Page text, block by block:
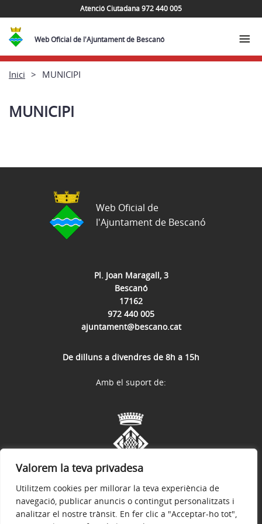
Valorem la teva privadesa
Utilitzem cookies per millorar la teva experiència de
navegació, publicar anuncis o contingut personalitzats i
analitzar el nostre trànsit. En fer clic a "Acceptar-ho tot",
Atenció Ciutadana 972 440 005
Web Oficial de l'Ajuntament de Bescanó
Inici MUNICIPI
MUNICIPI
Pl. Joan Maragall, 3
Bescanó
17162
972 440 005
ajuntament@bescano.cat
De dilluns a divendres de 8h a 15h
Web Oficial de
l'Ajuntament de Bescanó
Amb el suport de: